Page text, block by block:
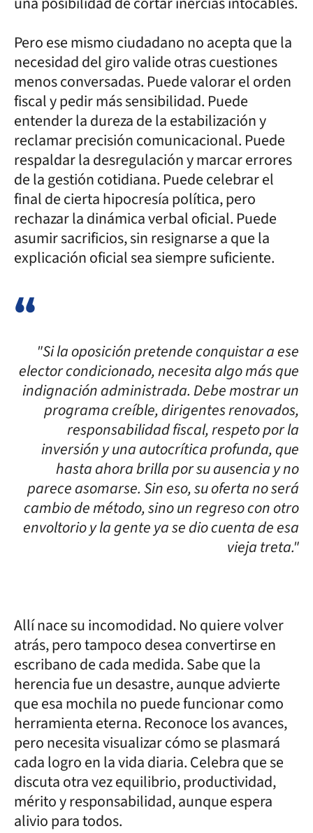
Pero ese mismo ciudadano no acepta que la
necesidad del giro valide otras cuestiones
menos conversadas. Puede valorar el orden
fiscal y pedir más sensibilidad. Puede
entender la dureza de la estabilización y
reclamar precisión comunicacional. Puede
respaldar la desregulación y marcar errores
de la gestión cotidiana. Puede celebrar el
final de cierta hipocresía política, pero
rechazar la dinámica verbal oficial. Puede
asumir sacrificios, sin resignarse a que la
explicación oficial sea siempre suficiente.
"Si la oposición pretende conquistar a ese
elector condicionado, necesita algo más que
indignación administrada. Debe mostrar un
programa creíble, dirigentes renovados,
responsabilidad fiscal, respeto por la
inversión y una autocrítica profunda, que
hasta ahora brilla por su ausencia y no
parece asomarse. Sin eso, su oferta no será
cambio de método, sino un regreso con otro
envoltorio y la gente ya se dio cuenta de esa
vieja treta."
Allí nace su incomodidad. No quiere volver
atrás, pero tampoco desea convertirse en
escribano de cada medida. Sabe que la
herencia fue un desastre, aunque advierte
que esa mochila no puede funcionar como
herramienta eterna. Reconoce los avances,
pero necesita visualizar cómo se plasmará
cada logro en la vida diaria. Celebra que se
discuta otra vez equilibrio, productividad,
mérito y responsabilidad, aunque espera
alivio para todos.